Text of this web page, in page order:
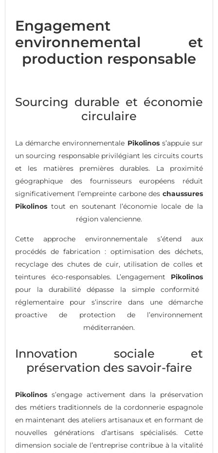
Engagement
environnemental et
production responsable
Sourcing durable et économie
circulaire
La démarche environnementale Pikolinoss’appuie sur
un sourcing responsable privilégiant les circuits courts
et les matières premières durables. La proximité
géographique des fournisseurs européens réduit
significativement l’empreinte carbone des chaussures
Pikolinos tout en soutenant l’économie locale de la
région valencienne.
Cette approche environnementale s’étend aux
procédés de fabrication : optimisation des déchets,
recyclage des chutes de cuir, utilisation de colles et
teintures éco-responsables. L’engagement Pikolinos
pour la durabilité dépasse la simple conformité
réglementaire pour s’inscrire dans une démarche
proactive de protection de l’environnement
méditerranéen.
Innovation sociale et
préservation des savoir-faire
Pikolinos s’engage activement dans la préservation
des métiers traditionnels de la cordonnerie espagnole
en maintenant des ateliers artisanaux et en formant de
nouvelles générations d’artisans spécialisés. Cette
dimension sociale de l’entreprise contribue à la vitalité